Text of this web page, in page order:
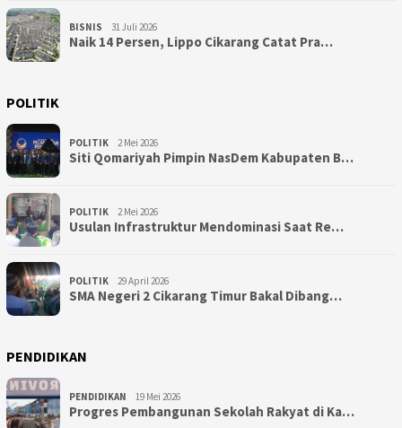
BISNIS 31 Juli 2026
Naik 14 Persen, Lippo Cikarang Catat Pra…
POLITIK
POLITIK 2 Mei 2026
Siti Qomariyah Pimpin NasDem Kabupaten B…
POLITIK 2 Mei 2026
Usulan Infrastruktur Mendominasi Saat Re…
POLITIK 29 April 2026
SMA Negeri 2 Cikarang Timur Bakal Dibang…
PENDIDIKAN
PENDIDIKAN 19 Mei 2026
Progres Pembangunan Sekolah Rakyat di Ka…